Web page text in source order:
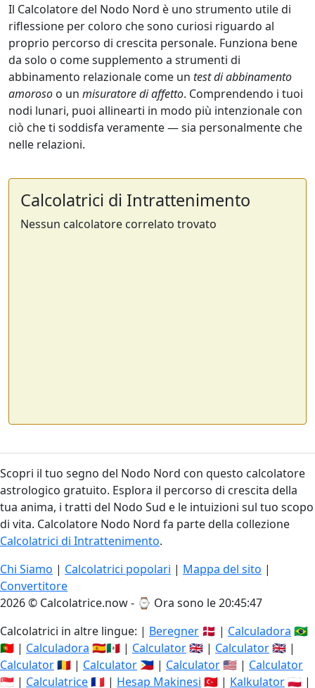
Il Calcolatore del Nodo Nord è uno strumento utile di
riflessione per coloro che sono curiosi riguardo al
proprio percorso di crescita personale. Funziona bene
da solo o come supplemento a strumenti di
abbinamento relazionale come un test di abbinamento
amoroso o un misuratore di affetto. Comprendendo i tuoi
nodi lunari, puoi allinearti in modo più intenzionale con
ciò che ti soddisfa veramente — sia personalmente che
nelle relazioni.
Calcolatrici di Intrattenimento
Nessun calcolatore correlato trovato
Scopri il tuo segno del Nodo Nord con questo calcolatore
astrologico gratuito. Esplora il percorso di crescita della
tua anima, i tratti del Nodo Sud e le intuizioni sul tuo scopo
di vita. Calcolatore Nodo Nord fa parte della collezione
Calcolatrici di Intrattenimento.
Chi Siamo | Calcolatrici popolari | Mappa del sito |
Convertitore
2026 © Calcolatrice.now - ⌚ Ora sono le 20:45:48
Calcolatrici in altre lingue: | Beregner 🇩🇰 | Calculadora 🇧🇷
🇵🇹 | Calculadora 🇪🇸🇲🇽 | Calculator🇬🇧 | Calculator🇬🇧 |
Calculator🇷🇴 | Calculator 🇵🇭 | Calculator🇺🇸 | Calculator
🇸🇬 | Calculatrice🇫🇷 | Hesap Makinesi 🇹🇷 | Kalkulator🇵🇱 |